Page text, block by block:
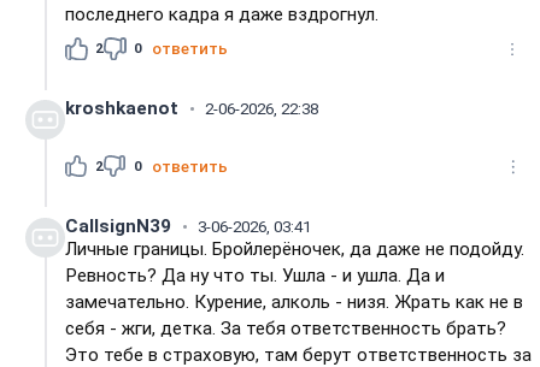
последнего кадра я даже вздрогнул.
2 0 ответить
kroshkaenot 2-06-2026, 22:38
2 0 ответить
CallsignN39 3-06-2026, 03:41
Личные границы. Бройлерёночек, да даже не подойду.
Ревность? Да ну что ты. Ушла - и ушла. Да и
замечательно. Курение, алколь - низя. Жрать как не в
себя - жги, детка. За тебя ответственность брать?
Это тебе в страховую, там берут ответственность за